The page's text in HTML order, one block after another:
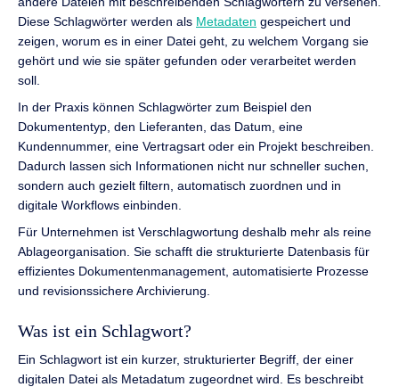
Diese Schlagwörter werden als Metadaten gespeichert und
zeigen, worum es in einer Datei geht, zu welchem Vorgang sie
gehört und wie sie später gefunden oder verarbeitet werden
soll.
In der Praxis können Schlagwörter zum Beispiel den
Dokumententyp, den Lieferanten, das Datum, eine
Kundennummer, eine Vertragsart oder ein Projekt beschreiben.
Dadurch lassen sich Informationen nicht nur schneller suchen,
sondern auch gezielt filtern, automatisch zuordnen und in
digitale Workflows einbinden.
Für Unternehmen ist Verschlagwortung deshalb mehr als reine
Ablageorganisation. Sie schafft die strukturierte Datenbasis für
effizientes Dokumentenmanagement, automatisierte Prozesse
und revisionssichere Archivierung.
Was ist ein Schlagwort?
Ein Schlagwort ist ein kurzer, strukturierter Begriff, der einer
digitalen Datei als Metadatum zugeordnet wird. Es beschreibt